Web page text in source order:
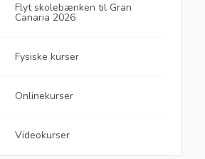
Flyt skolebænken til Gran
Canaria 2026
Fysiske kurser
Onlinekurser
Videokurser